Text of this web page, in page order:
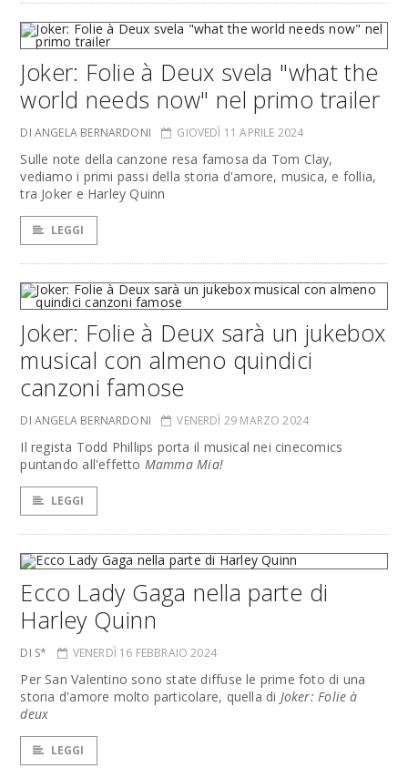
Joker: Folie à Deux svela "what the
world needs now" nel primo trailer
DI ANGELA BERNARDONI GIOVEDÌ 11 APRILE 2024
Sulle note della canzone resa famosa da Tom Clay,
vediamo i primi passi della storia d'amore, musica, e follia,
tra Joker e Harley Quinn
LEGGI
Joker: Folie à Deux sarà un jukebox
musical con almeno quindici
canzoni famose
DI ANGELA BERNARDONI VENERDÌ 29 MARZO 2024
Il regista Todd Phillips porta il musical nei cinecomics
puntando all'effetto Mamma Mia!
LEGGI
Ecco Lady Gaga nella parte di
Harley Quinn
DI S* VENERDÌ 16 FEBBRAIO 2024
Per San Valentino sono state diffuse le prime foto di una
storia d'amore molto particolare, quella di Joker: Folie à
deux
LEGGI